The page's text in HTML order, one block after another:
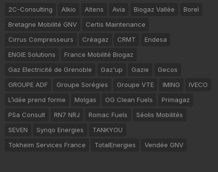
2C-Consulting Alkio Altens Avia Biogaz Vallée
Borel
Bretagne Mobilité GNV
Certis Maintenance
Cirrus Compresseurs
Créagaz CRMT
Endesa
ENGIE Solutions
France Mobilité Biogaz
Gaz Electricité de Grenoble
Gaz'up Gazie
Gecos
GROUPE ADF
Groupe Sorégies Groupe VTE IMING
IVECO
L’idée prend forme
Molgas OG Clean Fuels
Primagaz
PSa Consult
RN7 NRJ Romac Fuels
Séolis Mobilités
SEVEN
Synqo Energies
TANKYOU
Tokheim Services France
TotalEnergies Vendée GNV